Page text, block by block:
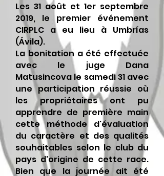
Les 31 août et 1er septembre
2019, le premier événement
CIRPLC a eu lieu à Umbrías
(Ávila).
La bonitation a été effectuée
avec le juge Dana
Matusincova le samedi 31 avec
une participation réussie où
les propriétaires ont pu
apprendre de première main
cette méthode d'évaluation
du caractère et des qualités
souhaitables selon le club du
pays d'origine de cette race.
Bien que la journée ait été